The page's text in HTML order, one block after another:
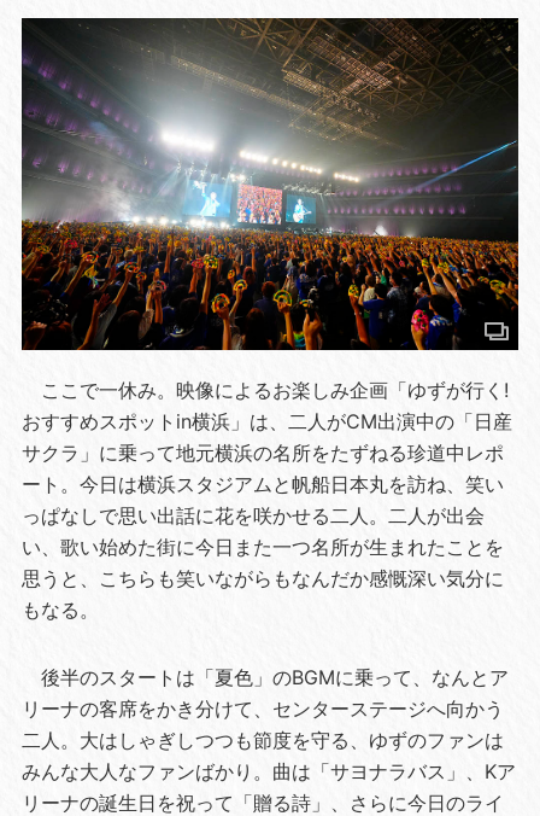
ここで一休み。映像によるお楽しみ企画「ゆずが行く!
おすすめスポットin横浜」は、二人がCM出演中の「日産
サクラ」に乗って地元横浜の名所をたずねる珍道中レポ
ート。今日は横浜スタジアムと帆船日本丸を訪ね、笑い
っぱなしで思い出話に花を咲かせる二人。二人が出会
い、歌い始めた街に今日また一つ名所が生まれたことを
思うと、こちらも笑いながらもなんだか感慨深い気分に
もなる。
後半のスタートは「夏色」のBGMに乗って、なんとア
リーナの客席をかき分けて、センターステージへ向かう
二人。大はしゃぎしつつも節度を守る、ゆずのファンは
みんな大人なファンばかり。曲は「サヨナラバス」、Kア
リーナの誕生日を祝って「贈る詩」、さらに今日のライ